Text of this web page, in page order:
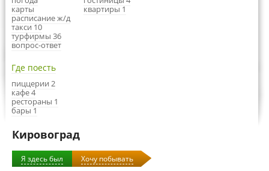
карты
расписание ж/д
такси 10
турфирмы 36
вопрос-ответ
квартиры 1
Где поесть
пиццерии 2
кафе 4
рестораны 1
бары 1
Кировоград
Я здесь был Хочу побывать